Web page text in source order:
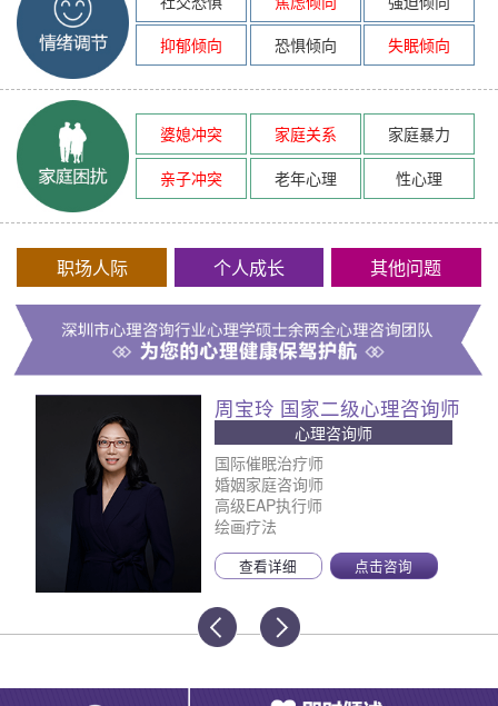
抑郁倾向
恐惧倾向 失眠倾向
婆媳冲突 家庭关系
家庭暴力
亲子冲突
老年心理 性心理
职场人际 个人成长 其他问题
周宝玲 国家二级心理咨询师
心理咨询师
国际催眠治疗师
婚姻家庭咨询师
高级EAP执行师
绘画疗法
查看详细 点击咨询